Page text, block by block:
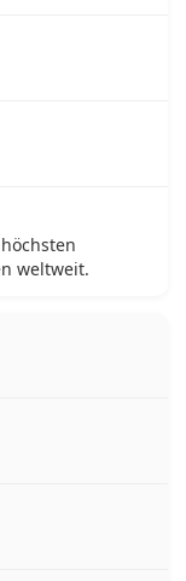
weltweit.